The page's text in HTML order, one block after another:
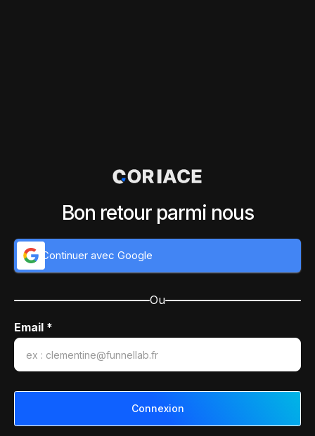
Bon retour parmi nous
Continuer avec Google
Ou
Email *